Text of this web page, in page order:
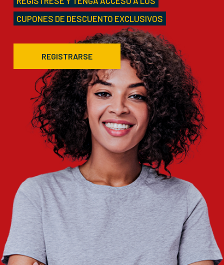
CUPONES DE DESCUENTO EXCLUSIVOS
REGISTRARSE